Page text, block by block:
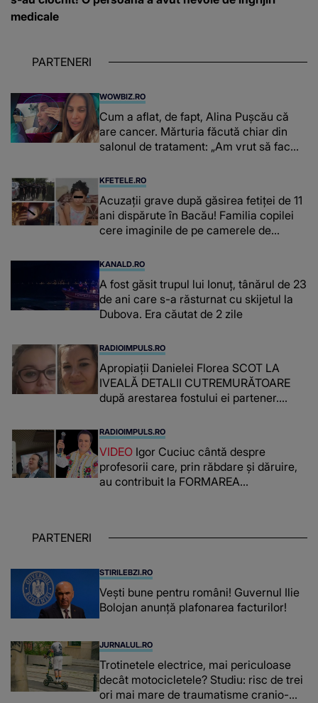
medicale
PARTENERI
WOWBIZ.RO
Cum a aflat, de fapt, Alina Pușcău că
are cancer. Mărturia făcută chiar din
salonul de tratament: „Am vrut să fac
înțepe sânul”
KFETELE.RO
Acuzații grave după găsirea fetiței de 11
ani dispărute în Bacău! Familia copilei
cere imaginile de pe camerele de
mea...”
KANALD.RO
A fost găsit trupul lui Ionuț, tânărul de 23
de ani care s-a răsturnat cu skijetul la
Dubova. Era căutat de 2 zile
RADIOIMPULS.RO
Apropiații Danielei Florea SCOT LA
IVEALĂ DETALII CUTREMURĂTOARE
după arestarea fostului ei partener.
românca ucisă în Italia și ascunsă în
lada unui pat: " Îmi pare rău că nu am
reușit să fac mai mult pentru ea și..."
RADIOIMPULS.RO
VIDEO Igor Cuciuc cântă despre
profesorii care, prin răbdare și dăruire,
au contribuit la FORMAREA
chiar și după trecerea anilor: "De
PARTENERI
STIRILEBZI.RO
Vești bune pentru români! Guvernul Ilie
Bolojan anunță plafonarea facturilor!
JURNALUL.RO
Trotinetele electrice, mai periculoase
decât motocicletele? Studiu: risc de trei
ori mai mare de traumatisme cranio-